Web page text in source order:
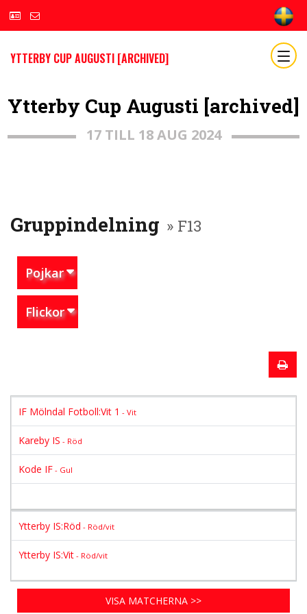
YTTERBY CUP AUGUSTI [ARCHIVED]
Ytterby Cup Augusti [archived]
17 TILL 18 AUG 2024
Gruppindelning » F13
Pojkar
Flickor
IF Mölndal Fotboll:Vit 1 - Vit
Kareby IS - Röd
Kode IF - Gul
Ytterby IS:Röd - Röd/vit
Ytterby IS:Vit - Röd/vit
VISA MATCHERNA >>